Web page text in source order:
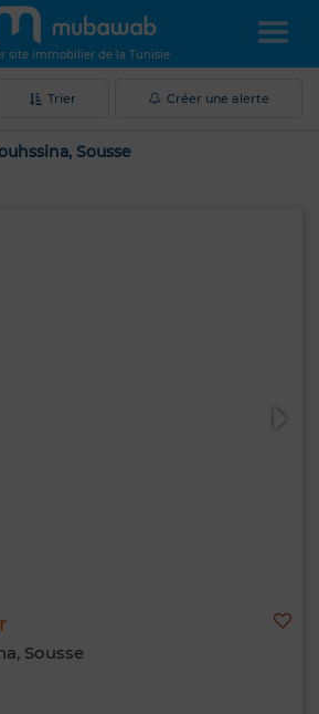
site immobilier de la Tunisie
Trier Créer une alerte
Sousse
Sousse